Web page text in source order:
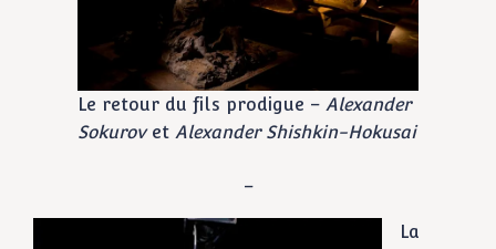
Le retour du fils prodigue – Alexander
Sokurovet Alexander Shishkin-Hokusai
–
La